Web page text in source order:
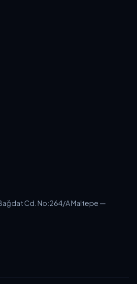
Cd. No:264/A Maltepe —